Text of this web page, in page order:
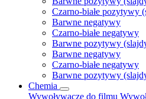
Czarno-białe pozytywy
Barwne negatywy
Czarno-białe negatywy
Barwne pozytywy
Barwne negatywy
Czarno-białe negatywy
Barwne pozytywy
Chemia
Wywoływacze do filmu